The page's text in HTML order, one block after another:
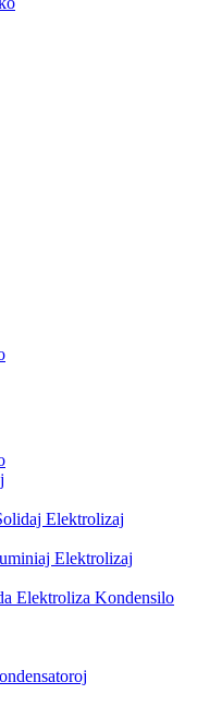
Elektrolizaj
Elektrolizaj
Elektroliza Kondensilo